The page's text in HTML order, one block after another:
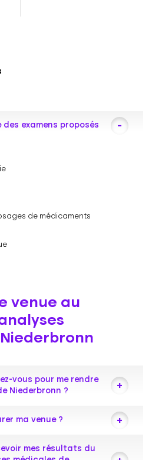
examens proposés
de médicaments
venue au
vous pour me rendre
Niederbronn ?
biologie médicale vous
particuliers peuvent
ma venue ?
consulter notre page
mes résultats du